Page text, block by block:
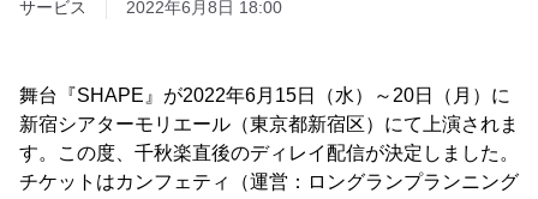
サービス
2022年6月8日 18:00
舞台『SHAPE』が2022年6月15日（水）～20日（月）に
新宿シアターモリエール（東京都新宿区）にて上演されま
す。この度、千秋楽直後のディレイ配信が決定しました。
チケットはカンフェティ（運営：ロングランプランニング